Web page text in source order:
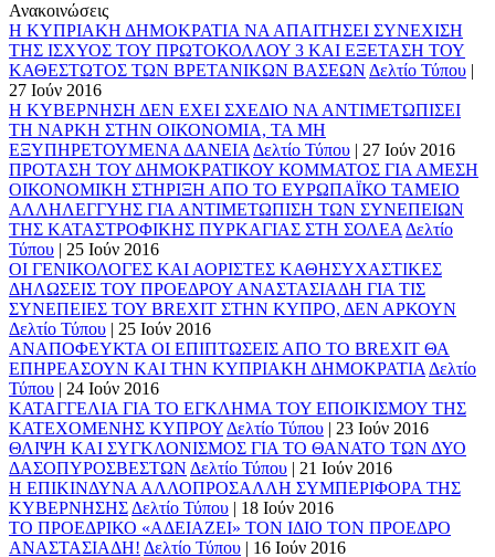
Ανακοινώσεις
Η ΚΥΠΡΙΑΚΗ ΔΗΜΟΚΡΑΤΙΑ ΝΑ ΑΠΑΙΤΗΣΕΙ ΣΥΝΕΧΙΣΗ
ΤΗΣ ΙΣΧΥΟΣ ΤΟΥ ΠΡΩΤΟΚΟΛΛΟΥ 3 ΚΑΙ ΕΞΕΤΑΣΗ ΤΟΥ
ΚΑΘΕΣΤΩΤΟΣ ΤΩΝ ΒΡΕΤΑΝΙΚΩΝ ΒΑΣΕΩΝ Δελτίο Τύπου |
27 Ιούν 2016
Η ΚΥΒΕΡΝΗΣΗ ΔΕΝ ΕΧΕΙ ΣΧΕΔΙΟ ΝΑ ΑΝΤΙΜΕΤΩΠΙΣΕΙ
ΤΗ ΝΑΡΚΗ ΣΤΗΝ ΟΙΚΟΝΟΜΙΑ, ΤΑ ΜΗ
ΕΞΥΠΗΡΕΤΟΥΜΕΝΑ ΔΑΝΕΙΑ Δελτίο Τύπου | 27 Ιούν 2016
ΠΡΟΤΑΣΗ ΤΟΥ ΔΗΜΟΚΡΑΤΙΚΟΥ ΚΟΜΜΑΤΟΣ ΓΙΑ ΑΜΕΣΗ
ΟΙΚΟΝΟΜΙΚΗ ΣΤΗΡΙΞΗ ΑΠΟ ΤΟ ΕΥΡΩΠΑΪΚΟ ΤΑΜΕΙΟ
ΑΛΛΗΛΕΓΓΥΗΣ ΓΙΑ ΑΝΤΙΜΕΤΩΠΙΣΗ ΤΩΝ ΣΥΝΕΠΕΙΩΝ
ΤΗΣ ΚΑΤΑΣΤΡΟΦΙΚΗΣ ΠΥΡΚΑΓΙΑΣ ΣΤΗ ΣΟΛΕΑ Δελτίο
Τύπου | 25 Ιούν 2016
ΟΙ ΓΕΝΙΚΟΛΟΓΕΣ ΚΑΙ ΑΟΡΙΣΤΕΣ ΚΑΘΗΣΥΧΑΣΤΙΚΕΣ
ΔΗΛΩΣΕΙΣ ΤΟΥ ΠΡΟΕΔΡΟΥ ΑΝΑΣΤΑΣΙΑΔΗ ΓΙΑ ΤΙΣ
ΣΥΝΕΠΕΙΕΣ ΤΟΥ BREXIT ΣΤΗΝ ΚΥΠΡΟ, ΔΕΝ ΑΡΚΟΥΝ
Δελτίο Τύπου | 25 Ιούν 2016
ΑΝΑΠΟΦΕΥΚΤΑ ΟΙ ΕΠΙΠΤΩΣΕΙΣ ΑΠΟ ΤΟ BREXIT ΘΑ
ΕΠΗΡΕΑΣΟΥΝ ΚΑΙ ΤΗΝ ΚΥΠΡΙΑΚΗ ΔΗΜΟΚΡΑΤΙΑ Δελτίο
Τύπου | 24 Ιούν 2016
ΚΑΤΑΓΓΕΛΙΑ ΓΙΑ ΤΟ ΕΓΚΛΗΜΑ ΤΟΥ ΕΠΟΙΚΙΣΜΟΥ ΤΗΣ
ΚΑΤΕΧΟΜΕΝΗΣ ΚΥΠΡΟΥ Δελτίο Τύπου | 23 Ιούν 2016
ΘΛΙΨΗ ΚΑΙ ΣΥΓΚΛΟΝΙΣΜΟΣ ΓΙΑ ΤΟ ΘΑΝΑΤΟ ΤΩΝ ΔΥΟ
ΔΑΣΟΠΥΡΟΣΒΕΣΤΩΝ Δελτίο Τύπου | 21 Ιούν 2016
Η ΕΠΙΚΙΝΔΥΝΑ ΑΛΛΟΠΡΟΣΑΛΛΗ ΣΥΜΠΕΡΙΦΟΡΑ ΤΗΣ
ΚΥΒΕΡΝΗΣΗΣ Δελτίο Τύπου | 18 Ιούν 2016
ΤΟ ΠΡΟΕΔΡΙΚΟ «ΑΔΕΙΑΖΕΙ» ΤΟΝ ΙΔΙΟ ΤΟΝ ΠΡΟΕΔΡΟ
ΑΝΑΣΤΑΣΙΑΔΗ! Δελτίο Τύπου | 16 Ιούν 2016